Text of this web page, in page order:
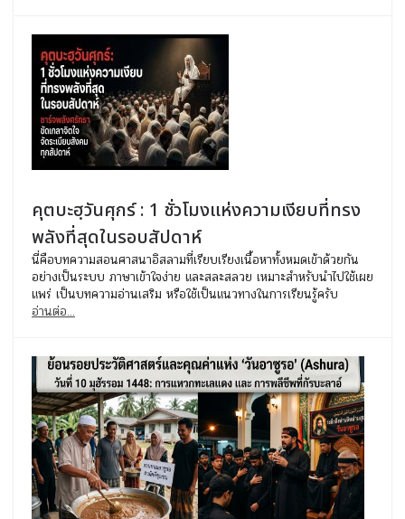
คุตบะฮฺวันศุกร์ : 1 ชั่วโมงแห่งความเงียบที่ทรง
พลังที่สุดในรอบสัปดาห์
นี่คือบทความสอนศาสนาอิสลามที่เรียบเรียงเนื้อหาทั้งหมดเข้าด้วยกัน
อย่างเป็นระบบ ภาษาเข้าใจง่าย และสละสลวย เหมาะสำหรับนำไปใช้เผย
แพร่ เป็นบทความอ่านเสริม หรือใช้เป็นแนวทางในการเรียนรู้ครับ
อ่านต่อ...